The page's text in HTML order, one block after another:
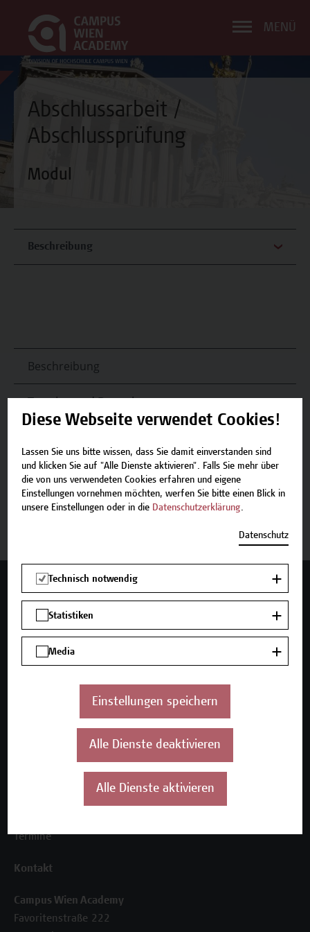
MENÜ
Abschlussarbeit /
Abschlussprüfung
Modul
Beschreibung
Beschreibung
Termine und Bewerbung
Zurück zum Zertifikatsprogramm
Jetzt anmelden
Mehr Infos gewünscht?
Unser Angebot
Inhouse-Weiterbildung
Die Campus Wien Academy
Referenzen und Partner*innen
Termine
Kontakt
Campus Wien Academy
Favoritenstraße 222
Diese Webseite verwendet Cookies!
Lassen Sie uns bitte wissen, dass Sie damit einverstanden sind
und klicken Sie auf "Alle Dienste aktivieren". Falls Sie mehr über
die von uns verwendeten Cookies erfahren und eigene
Einstellungen vornehmen möchten, werfen Sie bitte einen Blick in
unsere Einstellungen oder in die Datenschutzerklärung.
Datenschutz
Technisch notwendig
Statistiken
Media
Einstellungen speichern
Alle Dienste deaktivieren
Alle Dienste aktivieren